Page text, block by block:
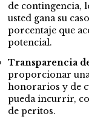
de contingencia,
usted gana su
porcentaje que
potencial.
Transparencia
proporcionar
honorarios y de
pueda incurrir,
de peritos.